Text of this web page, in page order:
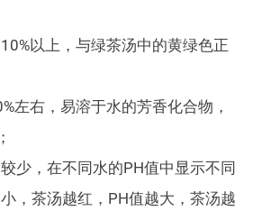
以上，与绿茶汤中的黄绿色正
左右，易溶于水的芳香化合物，
少，在不同水的PH值中显示不同
，茶汤越红，PH值越大，茶汤越